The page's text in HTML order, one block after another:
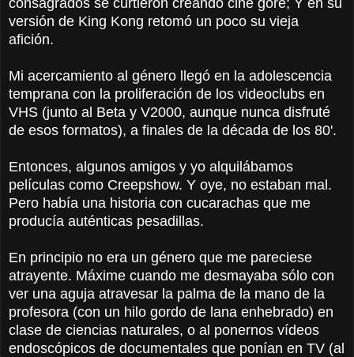
versión de King Kong retomó un poco su vieja
afición.
Mi acercamiento al género llegó en la adolescencia
temprana con la proliferación de los videoclubs en
VHS (junto al Beta y V2000, aunque nunca disfruté
de esos formatos), a finales de la década de los 80'.
Entonces, algunos amigos y yo alquilábamos
películas como Creepshow. Y oye, no estaban mal.
Pero había una historia con cucarachas que me
producía auténticas pesadillas.
En principio no era un género que me pareciese
atrayente. Máxime cuando me desmayaba sólo con
ver una aguja atravesar la palma de la mano de la
profesora (con un hilo gordo de lana enhebrado) en
clase de ciencias naturales, o al ponernos vídeos
endoscópicos de documentales que ponían en TV (al